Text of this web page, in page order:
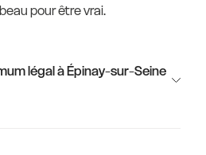
pour être vrai.
légal à Épinay-sur-Seine